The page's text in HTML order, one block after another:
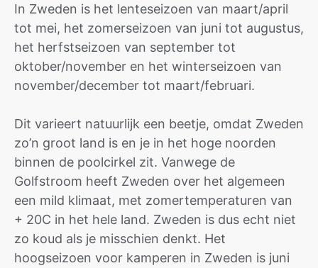
In Zweden is het lenteseizoen van maart/april
tot mei, het zomerseizoen van juni tot augustus,
het herfstseizoen van september tot
oktober/november en het winterseizoen van
november/december tot maart/februari.
Dit varieert natuurlijk een beetje, omdat Zweden
zo’n groot land is en je in het hoge noorden
binnen de poolcirkel zit. Vanwege de
Golfstroom heeft Zweden over het algemeen
een mild klimaat, met zomertemperaturen van
+ 20C in het hele land. Zweden is dus echt niet
zo koud als je misschien denkt. Het
hoogseizoen voor kamperen in Zweden is juni